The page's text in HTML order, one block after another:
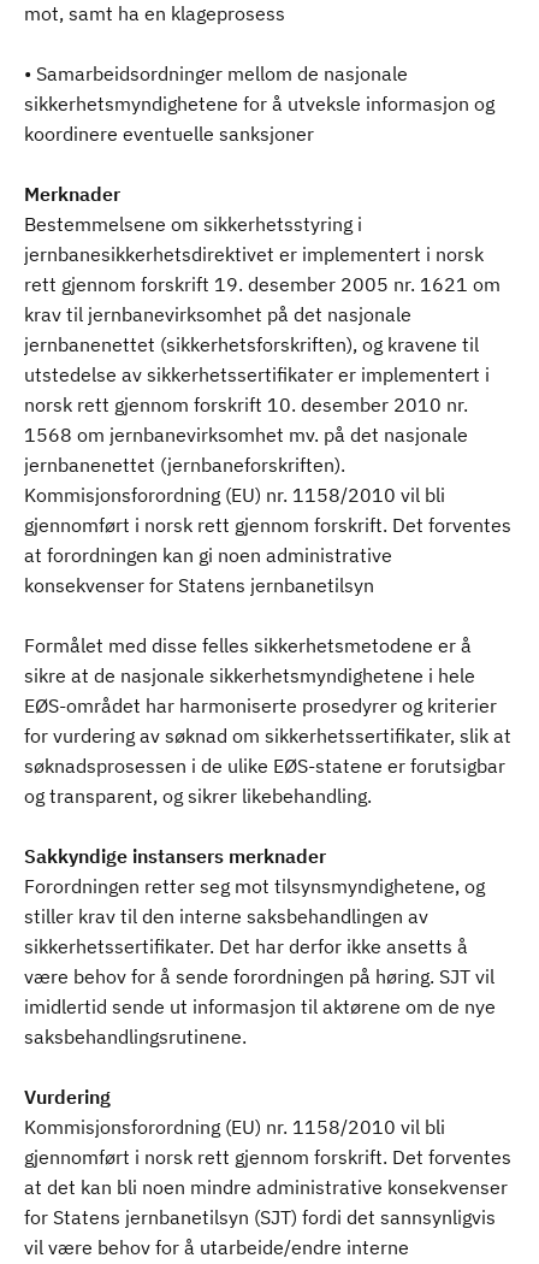
mot, samt ha en klageprosess
• Samarbeidsordninger mellom de nasjonale
sikkerhetsmyndighetene for å utveksle informasjon og
koordinere eventuelle sanksjoner
Merknader
Bestemmelsene om sikkerhetsstyring i
jernbanesikkerhetsdirektivet er implementert i norsk
rett gjennom forskrift 19. desember 2005 nr. 1621 om
krav til jernbanevirksomhet på det nasjonale
jernbanenettet (sikkerhetsforskriften), og kravene til
utstedelse av sikkerhetssertifikater er implementert i
norsk rett gjennom forskrift 10. desember 2010 nr.
1568 om jernbanevirksomhet mv. på det nasjonale
jernbanenettet (jernbaneforskriften).
Kommisjonsforordning (EU) nr. 1158/2010 vil bli
gjennomført i norsk rett gjennom forskrift. Det forventes
at forordningen kan gi noen administrative
konsekvenser for Statens jernbanetilsyn
Formålet med disse felles sikkerhetsmetodene er å
sikre at de nasjonale sikkerhetsmyndighetene i hele
EØS-området har harmoniserte prosedyrer og kriterier
for vurdering av søknad om sikkerhetssertifikater, slik at
søknadsprosessen i de ulike EØS-statene er forutsigbar
og transparent, og sikrer likebehandling.
Sakkyndige instansers merknader
Forordningen retter seg mot tilsynsmyndighetene, og
stiller krav til den interne saksbehandlingen av
sikkerhetssertifikater. Det har derfor ikke ansetts å
være behov for å sende forordningen på høring. SJT vil
imidlertid sende ut informasjon til aktørene om de nye
saksbehandlingsrutinene.
Vurdering
Kommisjonsforordning (EU) nr. 1158/2010 vil bli
gjennomført i norsk rett gjennom forskrift. Det forventes
at det kan bli noen mindre administrative konsekvenser
for Statens jernbanetilsyn (SJT) fordi det sannsynligvis
vil være behov for å utarbeide/endre interne